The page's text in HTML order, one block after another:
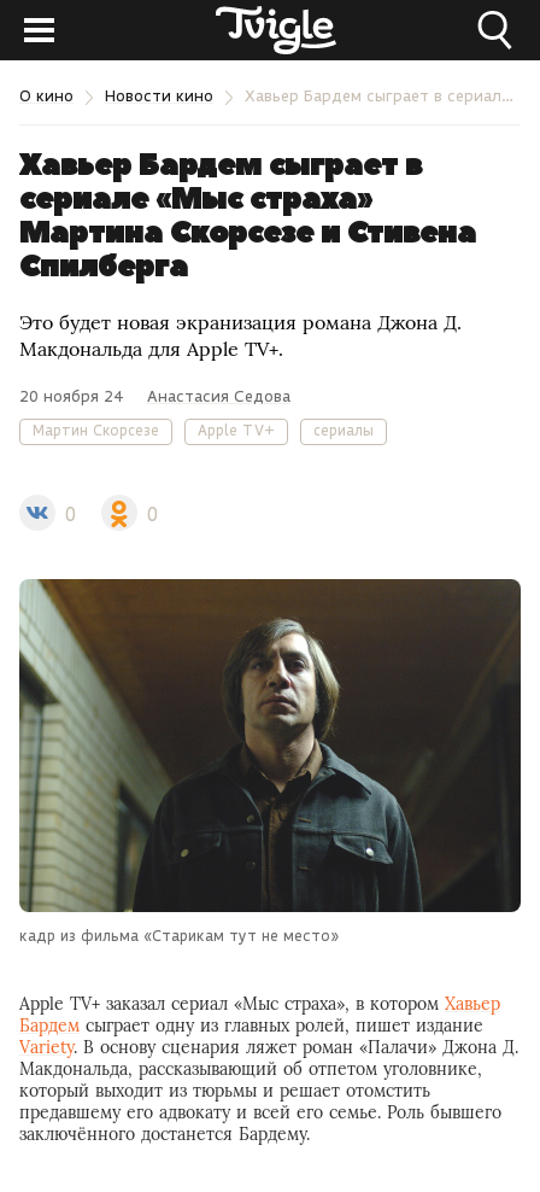
О кино Новости кино Хавьер Бардем сыграет в сериале «Мыс страха» Мартина Скорсезе и Стивена Спилберга
Хавьер Бардем сыграет в
сериале «Мыс страха»
Мартина Скорсезе и Стивена
Спилберга
Это будет новая экранизация романа Джона Д.
Макдональда для Apple TV+.
20 ноября 24 Анастасия Седова
Мартин Скорсезе Apple TV+ сериалы
0 0
кадр из фильма «Старикам тут не место»
Apple TV+ заказал сериал «Мыс страха», в котором Хавьер
Бардем сыграет одну из главных ролей, пишет издание
Variety. В основу сценария ляжет роман «Палачи» Джона Д.
Макдональда, рассказывающий об отпетом уголовнике,
который выходит из тюрьмы и решает отомстить
предавшему его адвокату и всей его семье. Роль бывшего
заключённого достанется Бардему.